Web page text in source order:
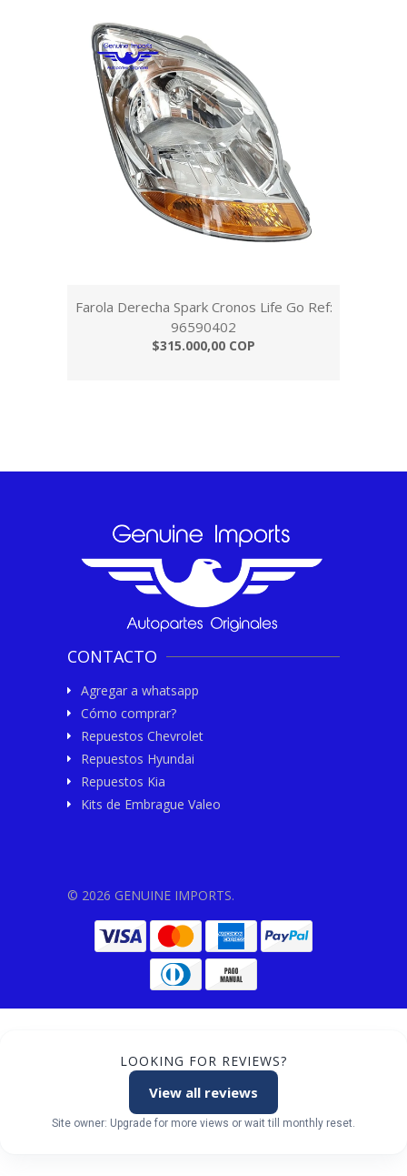
Farola Derecha Spark Cronos Life Go Ref:
96590402
$315.000,00 COP
CONTACTO
Agregar a whatsapp
Cómo comprar?
Repuestos Chevrolet
Repuestos Hyundai
Repuestos Kia
Kits de Embrague Valeo
© 2026 GENUINE IMPORTS.
LOOKING FOR REVIEWS?
View all reviews
Site owner: Upgrade for more views or wait till monthly reset.